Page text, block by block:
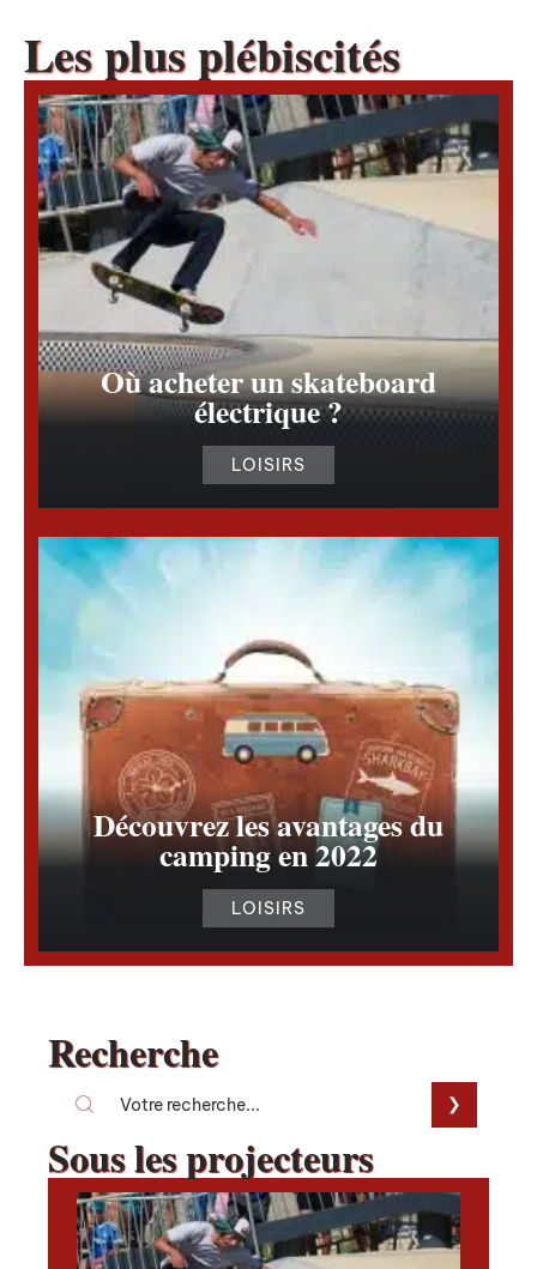
Les plus plébiscités
Où acheter un skateboard
électrique ?
LOISIRS
Découvrez les avantages du
camping en 2022
LOISIRS
Recherche
Sous les projecteurs